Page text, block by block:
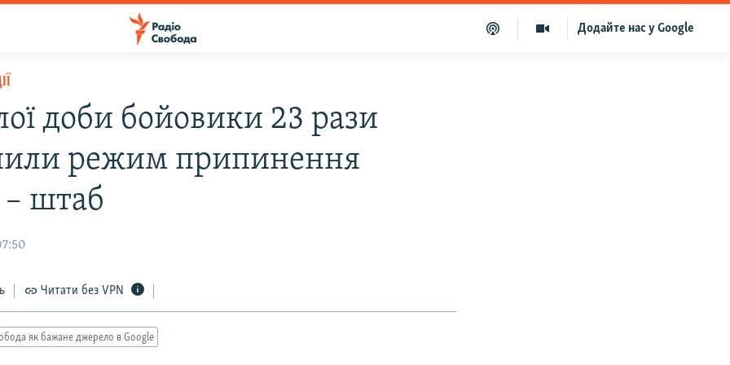
Додайте нас у Google
доби бойовики 23 рази
режим припинення
штаб
Читати без VPN
як бажане джерело в Google